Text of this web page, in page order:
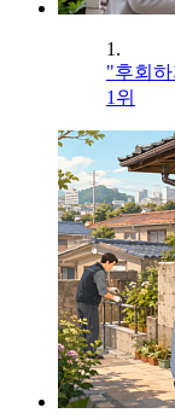
1.
"후회
1위